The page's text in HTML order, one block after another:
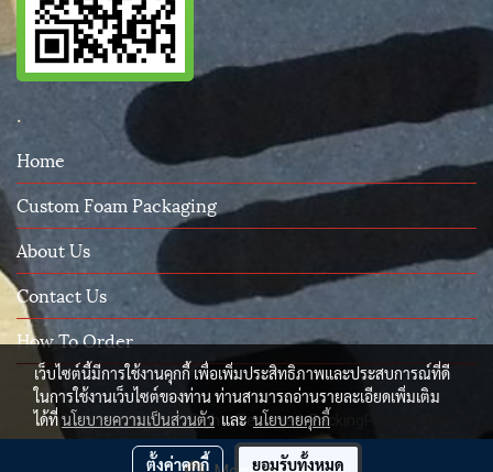
.
Home
Custom Foam Packaging
About Us
Contact Us
How To Order
© Copyright 2015 All Rights Reserved. PackingProtect.com
ผู้เข้าชมวันนี้ 260
เว็บไซต์นี้มีการใช้งานคุกกี้ เพื่อเพิ่มประสิทธิภาพและประสบการณ์ที่ดี
ในการใช้งานเว็บไซต์ของท่าน ท่านสามารถอ่านรายละเอียดเพิ่มเติม
ได้ที่นโยบายความเป็นส่วนตัว และ นโยบายคุกกี้
ตั้งค่าคุกกี้ ยอมรับทั้งหมด